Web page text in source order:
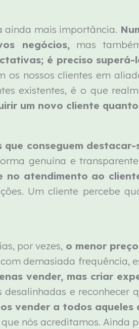
ainda mais importância.
negócios,mas
é preciso
os nossos clientes em
existentes, é o que
um novo cliente
que conseguem
genuína e
no atendimento ao
Um cliente percebe
por vezes, o menor
com demasiada frequência,
vender, mas criar
e reconhecer
vender a todos
nós acreditamos. Ainda